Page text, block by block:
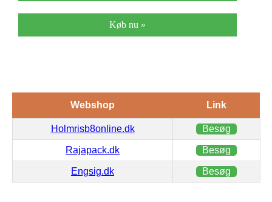
Køb nu »
Webshop Link
Holmrisb8online.dk Besøg
Rajapack.dk Besøg
Engsig.dk Besøg